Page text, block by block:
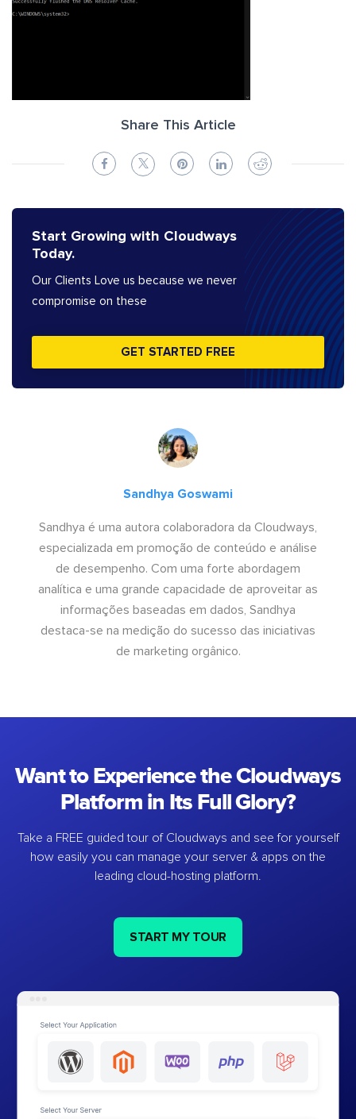
Share This Article
Start Growing with Cloudways
Today.
Our Clients Love us because we never
compromise on these
GET STARTED FREE
Sandhya Goswami
Sandhya é uma autora colaboradora da Cloudways,
especializada em promoção de conteúdo e análise
de desempenho. Com uma forte abordagem
analítica e uma grande capacidade de aproveitar as
informações baseadas em dados, Sandhya
destaca-se na medição do sucesso das iniciativas
de marketing orgânico.
Want to Experience the Cloudways
Platform in Its Full Glory?
Take a FREE guided tour of Cloudways and see for yourself
how easily you can manage your server & apps on the
leading cloud-hosting platform.
START MY TOUR